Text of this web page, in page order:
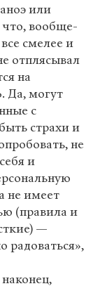
или
что, вообще-
смелее и
отплясывал
на
могут
с
страхи и
не
и
не имеет
(правила и
—
радоваться»,